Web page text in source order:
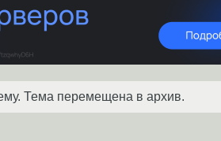
Тема перемещена в архив.